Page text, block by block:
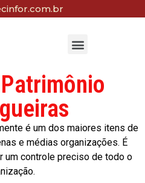
é um dos maiores itens de
e médias organizações. É
um controle preciso de todo o